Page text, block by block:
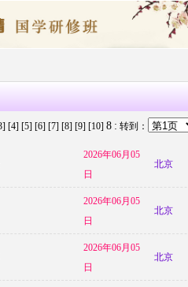
课程简章
在线报名
[4] [5] [6] [7] [8] [9] [10] 8 : 转到：
2026年06月05
日
北京
2026年06月05
日
北京
2026年06月05
日
北京